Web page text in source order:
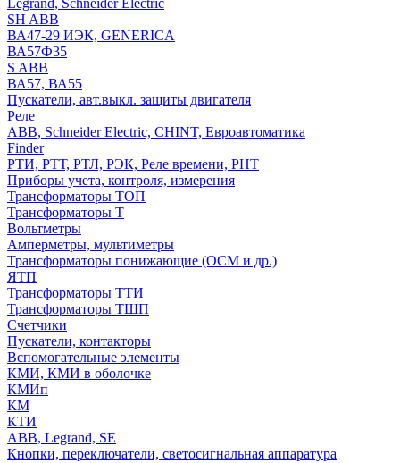
Legrand, Schneider Electric
SH ABB
ВА47-29 ИЭК, GENERICA
ВА57Ф35
S ABB
ВА57, ВА55
Пускатели, авт.выкл. защиты двигателя
Реле
ABB, Schneider Electric, CHINT, Евроавтоматика
Finder
РТИ, РТТ, РТЛ, РЭК, Реле времени, РНТ
Приборы учета, контроля, измерения
Трансформаторы ТОП
Трансформаторы Т
Вольтметры
Амперметры, мультиметры
Трансформаторы понижающие (ОСМ и др.)
ЯТП
Трансформаторы ТТИ
Трансформаторы ТШП
Счетчики
Пускатели, контакторы
Вспомогательные элементы
КМИ, КМИ в оболочке
КМИп
КМ
КТИ
ABB, Legrand, SE
Кнопки, переключатели, светосигнальная аппаратура